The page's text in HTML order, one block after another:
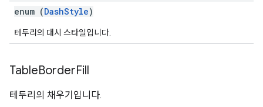
enum (DashStyle)
테두리의 대시 스타일입니다.
TableBorderFill
테두리의 채우기입니다.